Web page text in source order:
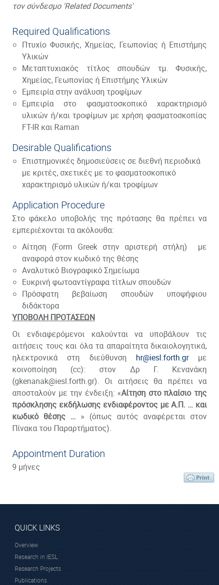
τον σύνδεσμο 'Related Documents'
Required Qualifications
Πτυχίο Φυσικής, Χημείας, Γεωπονίας ή Επιστήμης
Υλικών
Μεταπτυχιακός τίτλος σπουδών τμ. Φυσικής,
Χημείας, Γεωπονίας ή Επιστήμης Υλικών
Εμπειρία στην ανάλυση τροφίμων
Εμπειρία στο φασματοσκοπικό χαρακτηρισμό
υλικών ή/και τροφίμων με χρήση φασματοσκοπίας
FT-IR και Raman
Desirable Qualifications
Επιστημονικές δημοσιεύσεις σε διεθνή περιοδικά
με κριτές, σχετικές με το φασματοσκοπικό
χαρακτηρισμό υλικών ή/και τροφίμων
Application Procedure
Στο φάκελο υποβολής της πρότασης θα πρέπει να
εμπεριέχονται τα ακόλουθα:
Αίτηση (Form Greek στην αριστερή στήλη)
με
αναφορά στον κωδικό της θέσης
Αναλυτικό Βιογραφικό Σημείωμα
Ευκρινή φωτοαντίγραφα τίτλων σπουδών
Πρόσφατη βεβαίωση σπουδών υποψήφιου
διδάκτορα
ΥΠΟΒΟΛΗ ΠΡΟΤΑΣΕΩΝ
Οι ενδιαφερόμενοι καλούνται να υποβάλουν τις
αιτήσεις τους και όλα τα απαραίτητα δικαιολογητικά,
ηλεκτρονικά στη διεύθυνση hr@iesl.forth.grμε
κοινοποίηση (cc): στον Δρ Γ. Κενανάκη
(gkenanak@iesl.forth.gr). Οι αιτήσεις θα πρέπει να
αποσταλούν με την ένδειξη: «Αίτηση στο πλαίσιο της
πρόσκλησης εκδήλωσης ενδιαφέροντος με Α.Π. … και
κωδικό θέσης … » (όπως αυτός αναφέρεται στον
Πίνακα του Παραρτήματος).
Appointment Duration
9 μήνες
QUICK LINKS
Overview
Research in IESL
Research Projects
Publications